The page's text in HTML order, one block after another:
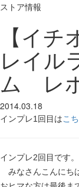
ストア情報
【イ
レイル
ム レ
2014.03.18
インプレ1回目はこ
インプレ2回目です
みなさんこんにち